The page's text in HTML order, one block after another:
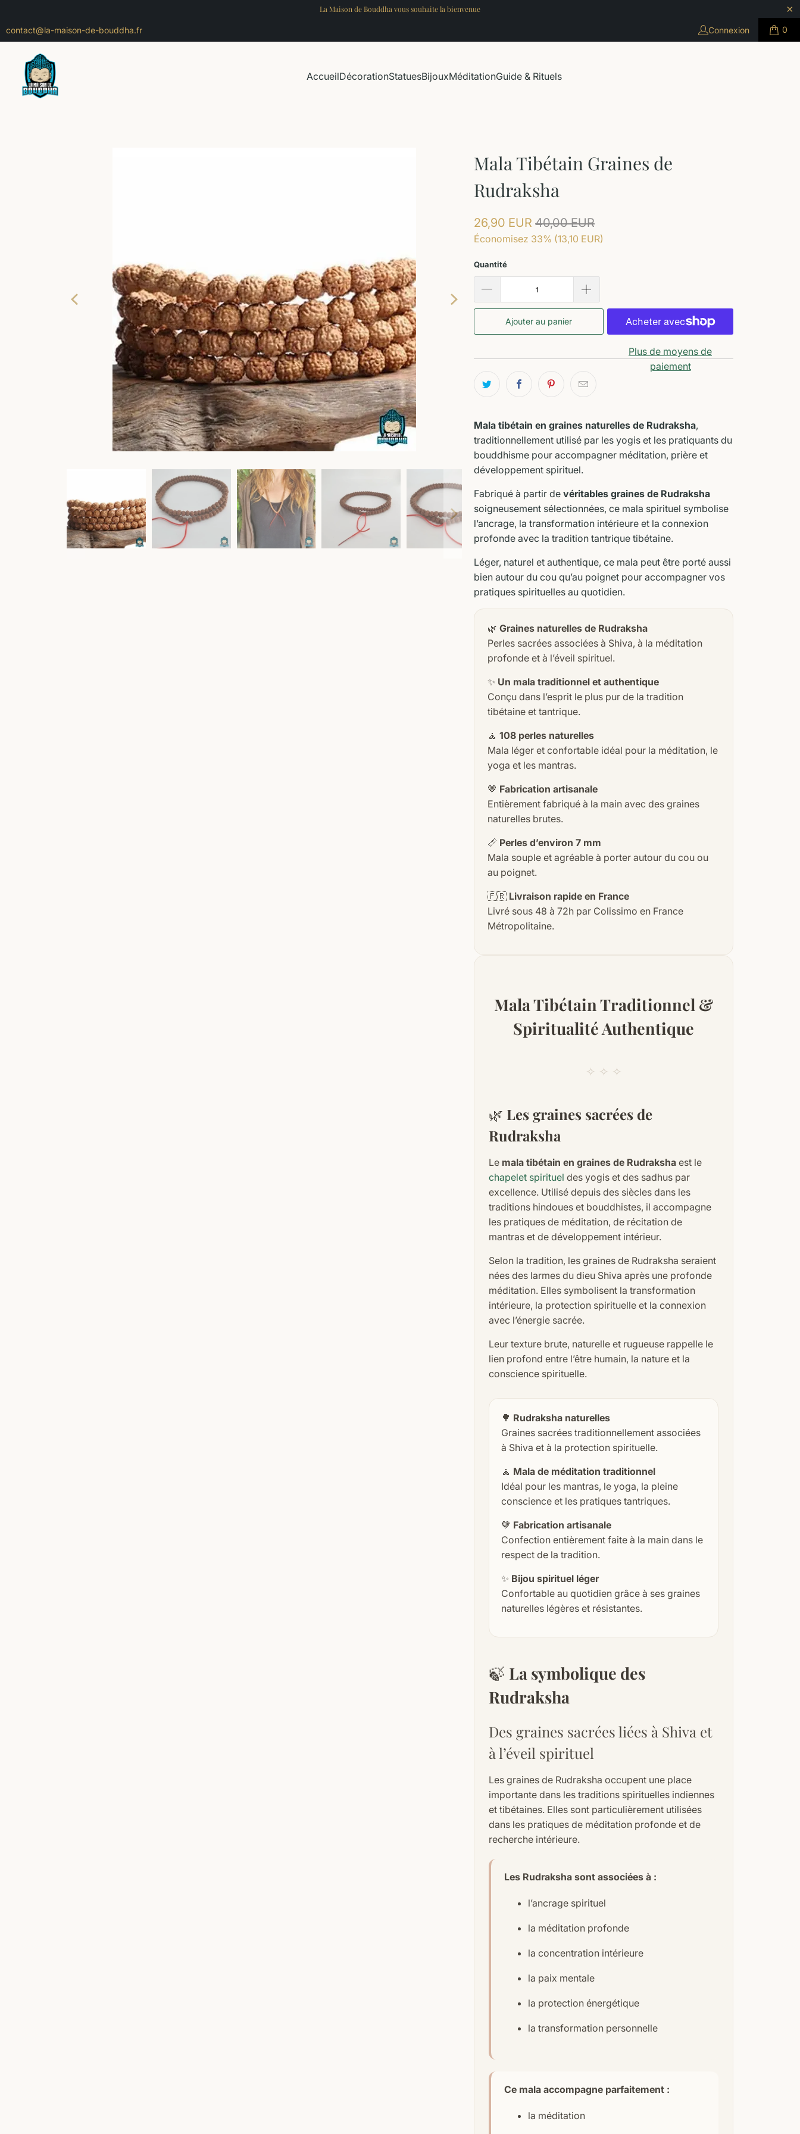
La Maison de Bouddha vous souhaite la bienvenue
contact@la-maison-de-bouddha.fr Connexion 0
AccueilDécorationStatuesBijouxMéditationGuide & Rituels
Mala Tibétain Graines de
Rudraksha
26,90 EUR 40,00 EUR
Économisez 33% (13,10 EUR)
Quantité
Ajouter au panier
Plus de moyens de
paiement
Mala tibétain en graines naturelles de Rudraksha,
traditionnellement utilisé par les yogis et les pratiquants du
bouddhisme pour accompagner méditation, prière et
développement spirituel.
Fabriqué à partir de véritables graines de Rudraksha
soigneusement sélectionnées, ce mala spirituel symbolise
l’ancrage, la transformation intérieure et la connexion
profonde avec la tradition tantrique tibétaine.
Léger, naturel et authentique, ce mala peut être porté aussi
bien autour du cou qu’au poignet pour accompagner vos
pratiques spirituelles au quotidien.
🌿 Graines naturelles de Rudraksha
Perles sacrées associées à Shiva, à la méditation
profonde et à l’éveil spirituel.
✨ Un mala traditionnel et authentique
Conçu dans l’esprit le plus pur de la tradition
tibétaine et tantrique.
🧘 108 perles naturelles
Mala léger et confortable idéal pour la méditation, le
yoga et les mantras.
🤎 Fabrication artisanale
Entièrement fabriqué à la main avec des graines
naturelles brutes.
📏 Perles d’environ 7 mm
Mala souple et agréable à porter autour du cou ou
au poignet.
🇫🇷 Livraison rapide en France
Livré sous 48 à 72h par Colissimo en France
Métropolitaine.
Mala Tibétain Traditionnel &
Spiritualité Authentique
✧ ✧ ✧
🌿 Les graines sacrées de
Rudraksha
Le mala tibétain en graines de Rudraksha est le
chapelet spirituel des yogis et des sadhus par
excellence. Utilisé depuis des siècles dans les
traditions hindoues et bouddhistes, il accompagne
les pratiques de méditation, de récitation de
mantras et de développement intérieur.
Selon la tradition, les graines de Rudraksha seraient
nées des larmes du dieu Shiva après une profonde
méditation. Elles symbolisent la transformation
intérieure, la protection spirituelle et la connexion
avec l’énergie sacrée.
Leur texture brute, naturelle et rugueuse rappelle le
lien profond entre l’être humain, la nature et la
conscience spirituelle.
🌳 Rudraksha naturelles
Graines sacrées traditionnellement associées
à Shiva et à la protection spirituelle.
🧘 Mala de méditation traditionnel
Idéal pour les mantras, le yoga, la pleine
conscience et les pratiques tantriques.
🤎 Fabrication artisanale
Confection entièrement faite à la main dans le
respect de la tradition.
✨ Bijou spirituel léger
Confortable au quotidien grâce à ses graines
naturelles légères et résistantes.
🍃 La symbolique des
Rudraksha
Des graines sacrées liées à Shiva et
à l’éveil spirituel
Les graines de Rudraksha occupent une place
importante dans les traditions spirituelles indiennes
et tibétaines. Elles sont particulièrement utilisées
dans les pratiques de méditation profonde et de
recherche intérieure.
Les Rudraksha sont associées à :
l’ancrage spirituel
la méditation profonde
la concentration intérieure
la paix mentale
la protection énergétique
la transformation personnelle
Ce mala accompagne parfaitement :
la méditation